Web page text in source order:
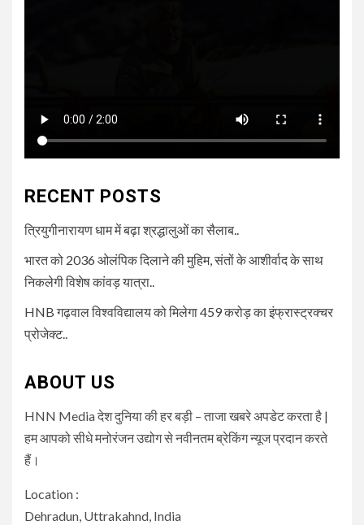
RECENT POSTS
त्रियुगीनारायण धाम में बढ़ा श्रद्धालुओं का सैलाब..
भारत को 2036 ओलंपिक दिलाने की मुहिम, संतों के आशीर्वाद के साथ
निकलेगी विशेष कांवड़ यात्रा..
HNB गढ़वाल विश्वविद्यालय को मिलेगा 459 करोड़ का इंफ्रास्ट्रक्चर
प्रोजेक्ट..
ABOUT US
HNN Media देश दुनिया की हर बड़ी – ताजा खबरे अपडेट करता है |
हम आपको सीधे मनोरंजन उद्योग से नवीनतम ब्रेकिंग न्यूज प्रदान करते
हैं।
Location :
Dehradun, Uttrakahnd, India